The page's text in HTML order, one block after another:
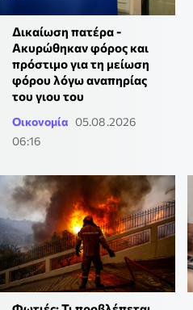
Δικαίωση πατέρα -
Ακυρώθηκαν φόρος και
πρόστιμο για τη μείωση
φόρου λόγω αναπηρίας
του γιου του
Οικονομία 05.08.2026
06:16